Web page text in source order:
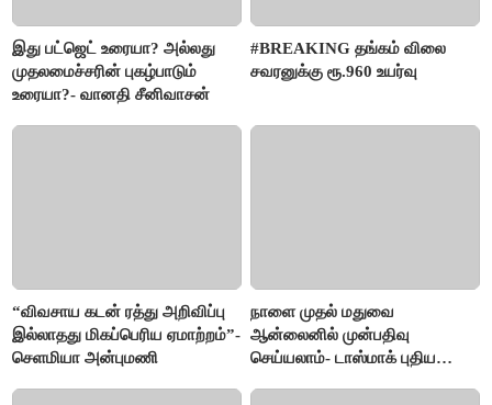
இது பட்ஜெட் உரையா? அல்லது
முதலமைச்சரின் புகழ்பாடும்
உரையா?- வானதி சீனிவாசன்
#BREAKING தங்கம் விலை
சவரனுக்கு ரூ.960 உயர்வு
“விவசாய கடன் ரத்து அறிவிப்பு
இல்லாதது மிகப்பெரிய ஏமாற்றம்”-
செளமியா அன்புமணி
நாளை முதல் மதுவை
ஆன்லைனில் முன்பதிவு
செய்யலாம்- டாஸ்மாக் புதிய